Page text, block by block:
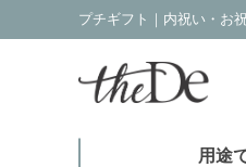
プチギフト｜内祝い・お
用途